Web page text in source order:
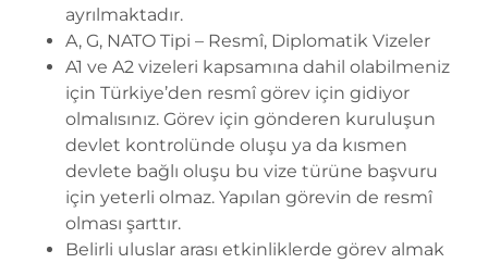
ayrılmaktadır.
A, G, NATO Tipi – Resmî, Diplomatik Vizeler
A1 ve A2 vizeleri kapsamına dahil olabilmeniz
için Türkiye’den resmî görev için gidiyor
olmalısınız. Görev için gönderen kuruluşun
devlet kontrolünde oluşu ya da kısmen
devlete bağlı oluşu bu vize türüne başvuru
için yeterli olmaz. Yapılan görevin de resmî
olması şarttır.
Belirli uluslar arası etkinliklerde görev almak